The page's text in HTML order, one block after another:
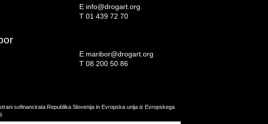
E info@drogart.org
T 01 439 72 70
E maribor@drogart.org
T 08 200 50 86
sofinancirata Republika Slovenija in Evropska unija iz Evropskega